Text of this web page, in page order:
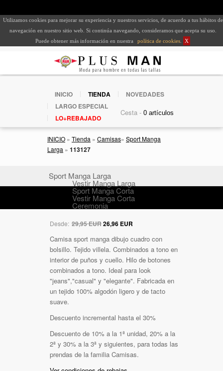
Utilizamos cookies para mejorar su experiencia y nuestros servicios, de acuerdo a tus hábitos de
navegación en nuestro sitio web. Si continúa navegando, consideramos que acepta su uso.
Puede obtener más información en nuestra
política de cookies X
INICIO TIENDA
NOVEDADES
LARGO ESPECIAL
LO+REBAJADO
Cesta -
INICIO » Tienda » Camisas» Sport Manga
Larga » 113127
Sport Manga Larga
Vestir Manga Larga
Sport Manga Corta
Vestir Manga Corta
Ceremonia
Desde: 29,95 EUR26,96 EUR
Camisa sport manga dibujo cuadro con
bolsillo. Tejido villela. Combinados a tono en
interior de puños y cuello. Hilo de botones
combinados a tono. Ideal para look
"jeans","casual" y "elegante". Fabricada en
un tejido 100% algodón ligero y de tacto
suave.
Descuento incremental hasta el 30%
Descuento de 10% a la 1ª unidad, 20% a la
2ª y 30% a la 3ª y siguientes, para todas las
prendas de la familia Camisas.